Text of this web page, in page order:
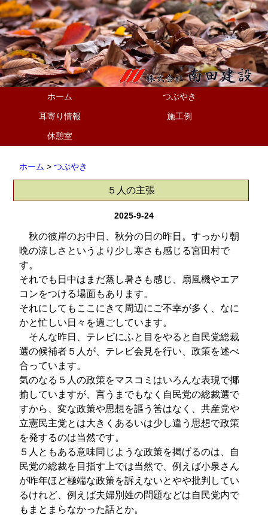
ホーム つぶやき
耳寄り情報 施工例
休憩室
ホーム >つぶやき
５人の主張
2025-9-24
秋の彼岸のお中日、秋分の日の昨日。すっかり朝
晩の涼しさというより少し寒さも感じる宮田村で
す。
それでも日中はまだ蒸し暑さも感じ、扇風機やエア
コンをつける場面もあります。
それにしてもここにきて周辺にご不幸が多く、なに
かと忙しい日々を過ごしています。
そんな昨日、テレビにふと目をやると自民党総裁
選の候補者５人が、テレビ会見を行い、政策を述べ
合っています。
気のなる５人の政策をマスコミはいろんな表現で揶
揄していますが、言うまでもなく自民党の総裁選で
すから、変な政策や思想を謳う筈はなく、共産党や
立憲民主党とは大きくあるいは少し違う思想で政策
を発するのは当然です。
５人ともある意味同じような政策を掲げるのは、自
民党の総裁を目指す上では当然で、例えば小泉さん
が昨年ほど極端な政策を訴えないとやや批判してい
るけれど、例えば夫婦別姓の問題などは自民党内で
もまとまらなかった話とか。